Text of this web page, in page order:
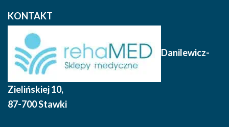
KONTAKT
Danilewicz-
Zielińskiej 10,
87-700 Stawki